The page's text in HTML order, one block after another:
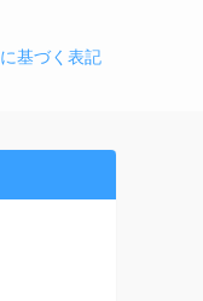
基づく表記